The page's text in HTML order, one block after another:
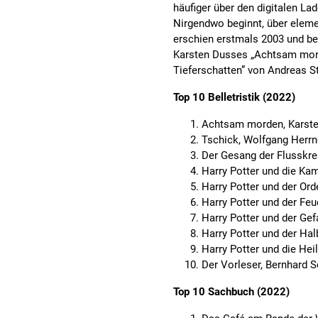
häufiger über den digitalen
Nirgendwo beginnt, über
erschien erstmals 2003 und
Karsten Dusses „Achtsam
Tieferschatten” von Andreas
Top 10 Belletristik (2022)
Achtsam morden,
Tschick, Wolfgang
Der Gesang der
Harry Potter und die
Harry Potter und der
Harry Potter und der
Harry Potter und der
Harry Potter und der
Harry Potter und die
Der Vorleser, Bernhard
Top 10 Sachbuch (2022)